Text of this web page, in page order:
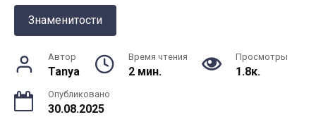
Знаменитости
Автор
Tanya
Время чтения
2 мин.
Просмотры
1.8к.
Опубликовано
30.08.2025